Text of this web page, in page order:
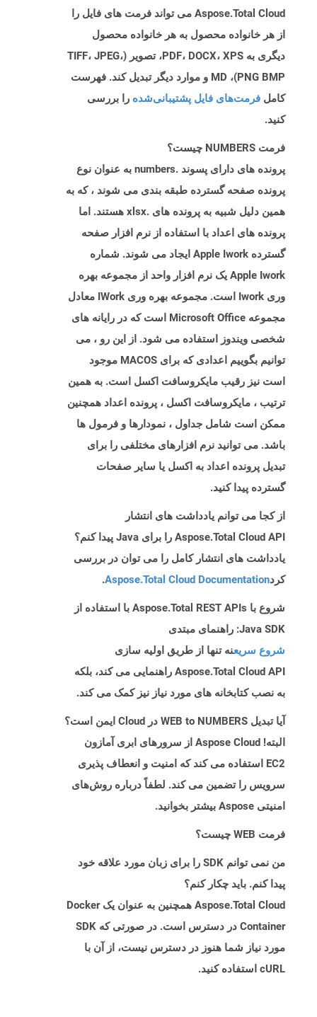
Aspose.Total Cloud می تواند فرمت های فایل را
از هر خانواده محصول به هر خانواده محصول
دیگری به PDF، DOCX، XPS، تصویر (TIFF، JPEG،
PNG BMP)، MD و موارد دیگر تبدیل کند. فهرست
کامل فرمت‌های فایل پشتیبانی‌شده را بررسی
کنید.
فرمت NUMBERS چیست؟
پرونده های دارای پسوند .numbers به ​​عنوان نوع
پرونده صفحه گسترده طبقه بندی می شوند ، که به
همین دلیل شبیه به پرونده های .xlsx هستند. اما
پرونده های اعداد با استفاده از نرم افزار صفحه
گسترده Apple Iwork ایجاد می شوند. شماره
Apple Iwork یک نرم افزار واحد از مجموعه بهره
وری Iwork است. مجموعه بهره وری IWork معادل
مجموعه Microsoft Office است که در رایانه های
شخصی ویندوز استفاده می شود. از این رو ، می
توانیم بگوییم اعدادی که برای MACOS موجود
است نیز رقیب مایکروسافت اکسل است. به همین
ترتیب ، مایکروسافت اکسل ، پرونده اعداد همچنین
ممکن است شامل جداول ، نمودارها و فرمول ها
باشد. می توانید نرم افزارهای مختلفی را برای
تبدیل پرونده اعداد به اکسل یا سایر صفحات
گسترده پیدا کنید.
از کجا می توانم یادداشت های انتشار
Aspose.Total Cloud API را برای Java پیدا کنم؟
یادداشت های انتشار کامل را می توان در بررسی
کردAspose.Total Cloud Documentation
.
شروع با Aspose.Total REST APIs با استفاده از
Java SDK: راهنمای مبتدی
شروع سریعنه تنها از طریق اولیه سازی
Aspose.Total Cloud API راهنمایی می کند، بلکه
به نصب کتابخانه های مورد نیاز نیز کمک می کند.
آیا تبدیل WEB to NUMBERS در Cloud ایمن است؟
البته! Aspose Cloud از سرورهای ابری آمازون
EC2 استفاده می کند که امنیت و انعطاف پذیری
سرویس را تضمین می کند. لطفاً درباره روش‌های
امنیتی Aspose بیشتر بخوانید.
فرمت WEB چیست؟
من نمی توانم SDK را برای زبان مورد علاقه خود
پیدا کنم. باید چکار کنم؟
Aspose.Total Cloud همچنین به عنوان یک Docker
Container در دسترس است. در صورتی که SDK
مورد نیاز شما هنوز در دسترس نیست، از آن با
cURL استفاده کنید.